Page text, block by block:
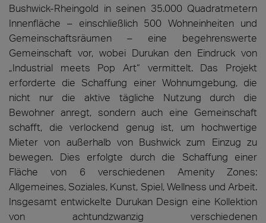
Bushwick-Rheingold in seinen 35.000 Quadratmetern
Innenfläche – einschließlich 500 Wohneinheiten und
Gemeinschaftsräumen – eine begehrenswerte
Gemeinschaft vor, wobei Durukan den Eindruck von
„Industrial meets Pop Art“ vermittelt. Das Projekt
erforderte die Schaffung einer Wohnumgebung, die
nicht nur die aktive tägliche Nutzung durch die
Bewohner anregt, sondern auch eine Gemeinschaft
schafft, die verlockend genug ist, um hochwertige
Mieter von außerhalb von Bushwick zum Einzug zu
bewegen. Dies erfolgte durch die Schaffung einer
Fläche von 6 verschiedenen Amenity Zones:
Allgemeines, Soziales, Kunst, Spiel, Wellness und Arbeit.
Insgesamt entwickelte Durukan Design eine Kollektion
von achtundzwanzig verschiedenen